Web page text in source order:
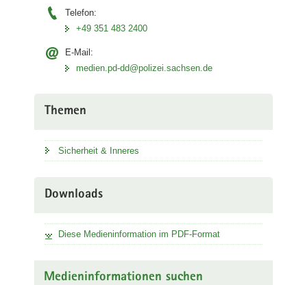
Telefon:
+49 351 483 2400
E-Mail:
medien.pd-dd@polizei.sachsen.de
Themen
Sicherheit & Inneres
Downloads
Diese Medieninformation im PDF-Format
Medieninformationen suchen